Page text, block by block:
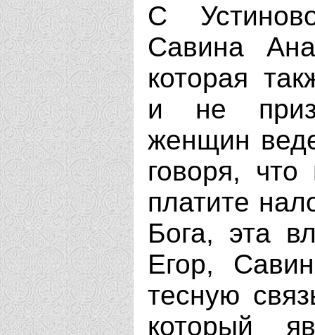
С
Савина
которая
и не
женщин
говоря,
платите
Бога, эта
Егор,
тесную
который